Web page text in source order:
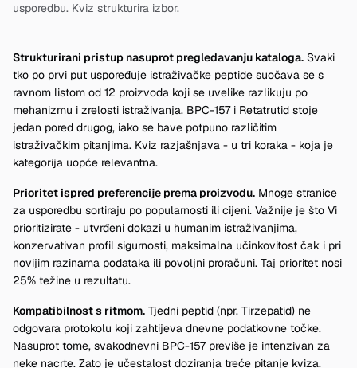
usporedbu. Kviz strukturira izbor.
Strukturirani pristup nasuprot pregledavanju kataloga. Svaki
tko po prvi put uspoređuje istraživačke peptide suočava se s
ravnom listom od 12 proizvoda koji se uvelike razlikuju po
mehanizmu i zrelosti istraživanja. BPC-157 i Retatrutid stoje
jedan pored drugog, iako se bave potpuno različitim
istraživačkim pitanjima. Kviz razjašnjava - u tri koraka - koja je
kategorija uopće relevantna.
Prioritet ispred preferencije prema proizvodu. Mnoge stranice
za usporedbu sortiraju po popularnosti ili cijeni. Važnije je što Vi
prioritizirate - utvrđeni dokazi u humanim istraživanjima,
konzervativan profil sigurnosti, maksimalna učinkovitost čak i pri
novijim razinama podataka ili povoljni proračuni. Taj prioritet nosi
25% težine u rezultatu.
Kompatibilnost s ritmom. Tjedni peptid (npr. Tirzepatid) ne
odgovara protokolu koji zahtijeva dnevne podatkovne točke.
Nasuprot tome, svakodnevni BPC-157 previše je intenzivan za
neke nacrte. Zato je učestalost doziranja treće pitanje kviza.